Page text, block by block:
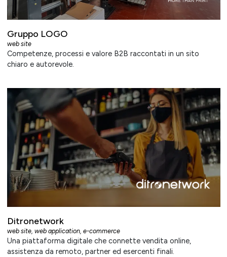
Gruppo LOGO
web site
Competenze, processi e valore B2B raccontati in un sito
chiaro e autorevole.
Ditronetwork
web site, web application, e-commerce
Una piattaforma digitale che connette vendita online,
assistenza da remoto, partner ed esercenti finali.